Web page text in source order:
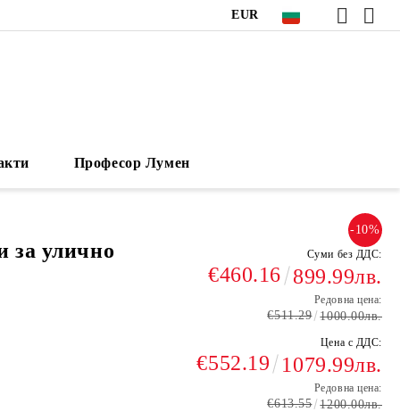
EUR
Професор Лумен
за улично
-10%
Суми без ДДС:
€460.16 899.99лв.
Редовна цена:
€511.29 1000.00лв.
Цена с ДДС:
€552.19 1079.99лв.
Редовна цена:
€613.55 1200.00лв.